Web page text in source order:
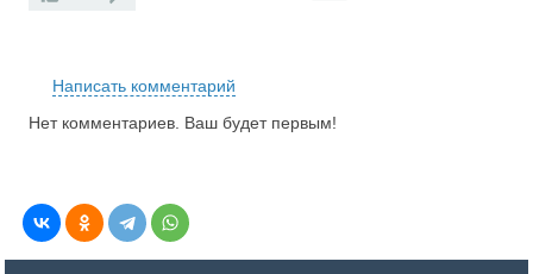
Написать комментарий
Нет комментариев. Ваш будет первым!